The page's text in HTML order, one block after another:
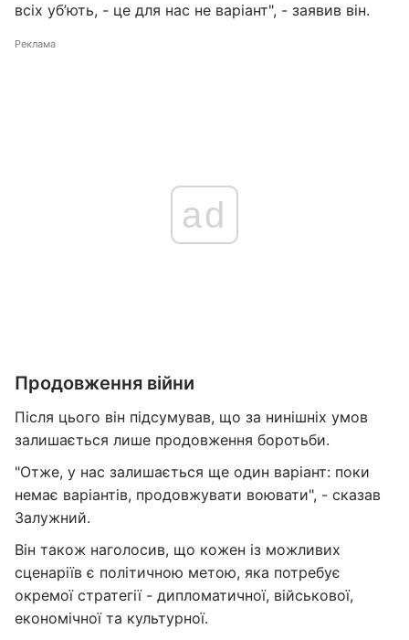
всіх уб’ють, - це для нас не варіант", - заявив він.
Реклама
ad
Продовження війни
Після цього він підсумував, що за нинішніх умов
залишається лише продовження боротьби.
"Отже, у нас залишається ще один варіант: поки
немає варіантів, продовжувати воювати", - сказав
Залужний.
Він також наголосив, що кожен із можливих
сценаріїв є політичною метою, яка потребує
окремої стратегії - дипломатичної, військової,
економічної та культурної.